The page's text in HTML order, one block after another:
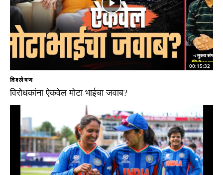
00:15:32
विश्लेषण
विरोधकांना ऐकवेल मोटा भाईचा जवाब?